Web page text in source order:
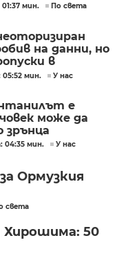
мин. По света
на данни, но
в
05:52 мин. У нас
е
може да
зрънца
04:35 мин. У нас
Ормузкия
света
Хирошима: 50